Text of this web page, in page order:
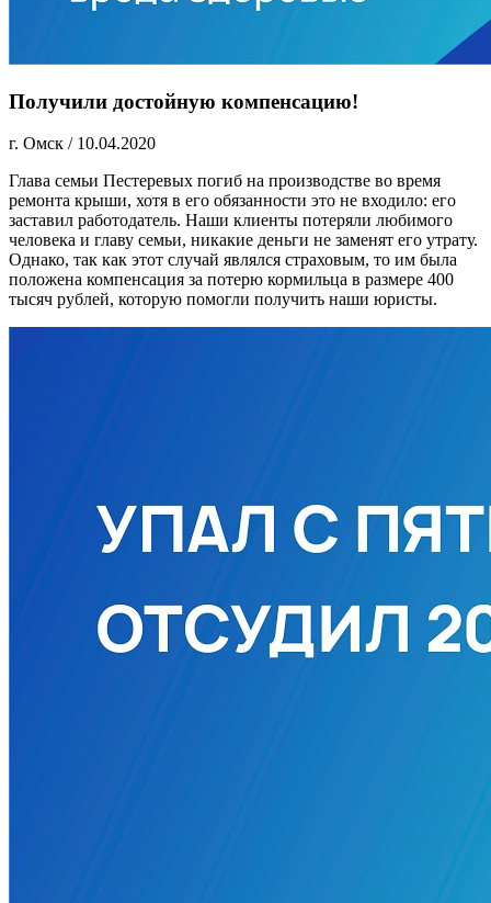
Получили достойную компенсацию!
г. Омск / 10.04.2020
Глава семьи Пестеревых погиб на производстве во время
ремонта крыши, хотя в его обязанности это не входило: его
заставил работодатель. Наши клиенты потеряли любимого
человека и главу семьи, никакие деньги не заменят его утрату.
Однако, так как этот случай являлся страховым, то им была
положена компенсация за потерю кормильца в размере 400
тысяч рублей, которую помогли получить наши юристы.